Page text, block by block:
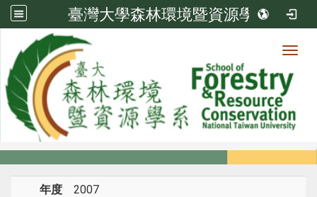
臺灣大學森林環境暨資源學系
系所成員
系所成員
年度 2007